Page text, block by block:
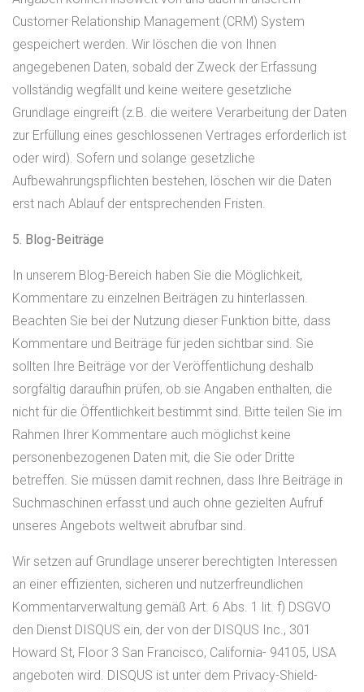
Customer Relationship Management (CRM) System
gespeichert werden. Wir löschen die von Ihnen
angegebenen Daten, sobald der Zweck der Erfassung
vollständig wegfällt und keine weitere gesetzliche
Grundlage eingreift (z.B. die weitere Verarbeitung der Daten
zur Erfüllung eines geschlossenen Vertrages erforderlich ist
oder wird). Sofern und solange gesetzliche
Aufbewahrungspflichten bestehen, löschen wir die Daten
erst nach Ablauf der entsprechenden Fristen.
5. Blog-Beiträge
In unserem Blog-Bereich haben Sie die Möglichkeit,
Kommentare zu einzelnen Beiträgen zu hinterlassen.
Beachten Sie bei der Nutzung dieser Funktion bitte, dass
Kommentare und Beiträge für jeden sichtbar sind. Sie
sollten Ihre Beiträge vor der Veröffentlichung deshalb
sorgfältig daraufhin prüfen, ob sie Angaben enthalten, die
nicht für die Öffentlichkeit bestimmt sind. Bitte teilen Sie im
Rahmen Ihrer Kommentare auch möglichst keine
personenbezogenen Daten mit, die Sie oder Dritte
betreffen. Sie müssen damit rechnen, dass Ihre Beiträge in
Suchmaschinen erfasst und auch ohne gezielten Aufruf
unseres Angebots weltweit abrufbar sind.
Wir setzen auf Grundlage unserer berechtigten Interessen
an einer effizienten, sicheren und nutzerfreundlichen
Kommentarverwaltung gemäß Art. 6 Abs. 1 lit. f) DSGVO
den Dienst DISQUS ein, der von der DISQUS Inc., 301
Howard St, Floor 3 San Francisco, California- 94105, USA
angeboten wird. DISQUS ist unter dem Privacy-Shield-